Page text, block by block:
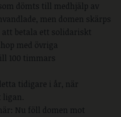
dömts till medhjälp av
men domen skärps
att betala ett solidariskt
med övriga
100 timmars
tidigare i år, när
ligan.
Nu föll domen mot